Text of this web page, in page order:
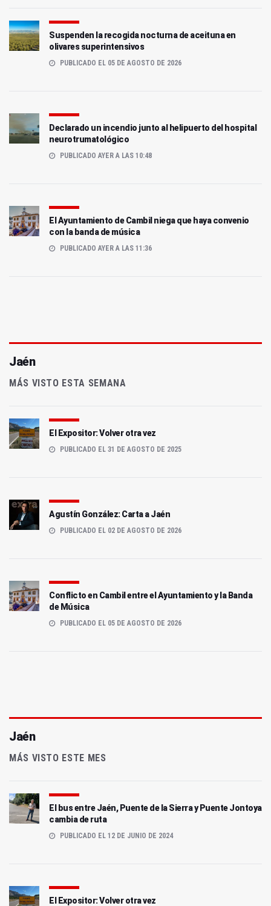
Suspenden la recogida nocturna de aceituna en
olivares superintensivos
PUBLICADO EL 05 DE AGOSTO DE 2026
Declarado un incendio junto al helipuerto del hospital
neurotrumatológico
PUBLICADO AYER A LAS 10:48
El Ayuntamiento de Cambil niega que haya convenio
con la banda de música
PUBLICADO AYER A LAS 11:36
Jaén
MÁS VISTO ESTA SEMANA
El Expositor: Volver otra vez
PUBLICADO EL 31 DE AGOSTO DE 2025
Agustín González: Carta a Jaén
PUBLICADO EL 02 DE AGOSTO DE 2026
Conflicto en Cambil entre el Ayuntamiento y la Banda
de Música
PUBLICADO EL 05 DE AGOSTO DE 2026
Jaén
MÁS VISTO ESTE MES
El bus entre Jaén, Puente de la Sierra y Puente Jontoya
cambia de ruta
PUBLICADO EL 12 DE JUNIO DE 2024
El Expositor: Volver otra vez